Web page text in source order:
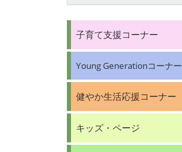
子育て支援コーナー
Young Generationコーナー
健やか生活応援コーナー
キッズ・ページ